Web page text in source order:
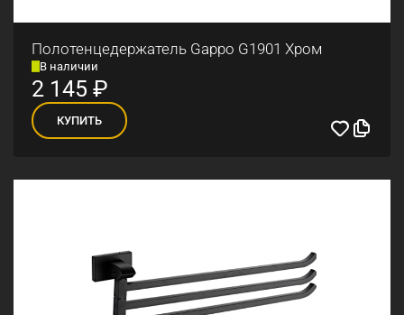
Полотенцедержатель Gappo G1901 Хром
В наличии
2 145 ₽
КУПИТЬ